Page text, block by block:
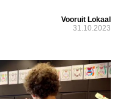
Vooruit Lokaal
31.10.2023